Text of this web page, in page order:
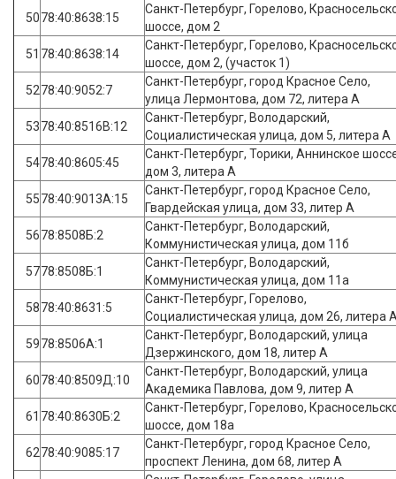
5078:40:8638:15
Санкт-Петербург, Горелово,
шоссе, дом 2
51 78:40:8638:14
Санкт-Петербург, Горелово,
шоссе, дом 2, (участок 1)
5278:40:9052:7
Санкт-Петербург, город Красное Село,
улица Лермонтова, дом 72, литера А
5378:40:8516В:12
Санкт-Петербург, Володарский,
Социалистическая улица, дом 5, литера А
5478:40:8605:45
Санкт-Петербург, Торики, Аннинское
дом 3, литера А
5578:40:9013А:15
Санкт-Петербург, город Красное Село,
Гвардейская улица, дом 33, литер А
5678:8508Б:2
Санкт-Петербург, Володарский,
Коммунистическая улица, дом 11б
5778:8508Б:1
Санкт-Петербург, Володарский,
Коммунистическая улица, дом 11а
5878:40:8631:5
Санкт-Петербург, Горелово,
Социалистическая улица, дом 26, литера
5978:8506А:1
Санкт-Петербург, Володарский, улица
Дзержинского, дом 18, литер А
6078:40:8509Д:10
Санкт-Петербург, Володарский, улица
Академика Павлова, дом 9, литер А
61 78:40:8630Б:2
Санкт-Петербург, Горелово,
шоссе, дом 18а
6278:40:9085:17
Санкт-Петербург, город Красное Село,
проспект Ленина, дом 68, литер А